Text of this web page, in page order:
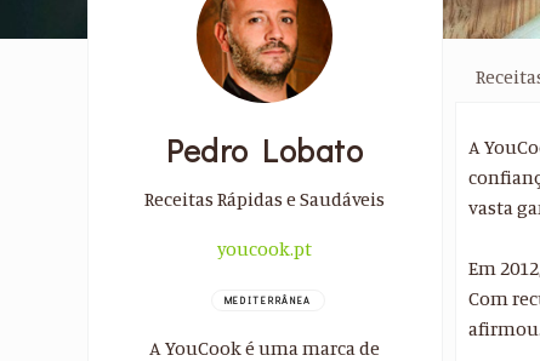
Pedro Lobato
Receitas Rápidas e Saudáveis
youcook.pt
MEDITERRÂNEA
A YouCook é uma marca de
A
vasta
Em
Com
afirmou.